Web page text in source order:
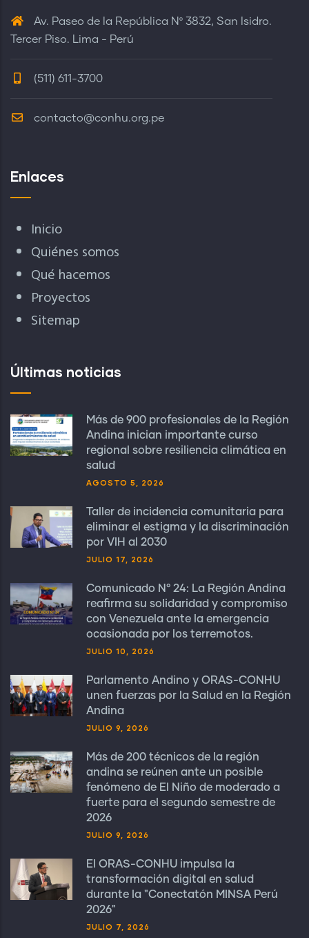
Av. Paseo de la República Nº 3832, San Isidro.
Tercer Piso. Lima - Perú
(511) 611-3700
contacto@conhu.org.pe
Enlaces
Inicio
Quiénes somos
Qué hacemos
Proyectos
Sitemap
Últimas noticias
Más de 900 profesionales de la Región
Andina inician importante curso
regional sobre resiliencia climática en
salud
AGOSTO 5, 2026
Taller de incidencia comunitaria para
eliminar el estigma y la discriminación
por VIH al 2030
JULIO 17, 2026
Comunicado N° 24: La Región Andina
reafirma su solidaridad y compromiso
con Venezuela ante la emergencia
ocasionada por los terremotos.
JULIO 10, 2026
Parlamento Andino y ORAS-CONHU
unen fuerzas por la Salud en la Región
Andina
JULIO 9, 2026
Más de 200 técnicos de la región
andina se reúnen ante un posible
fenómeno de El Niño de moderado a
fuerte para el segundo semestre de
2026
JULIO 9, 2026
El ORAS-CONHU impulsa la
transformación digital en salud
durante la "Conectatón MINSA Perú
2026"
JULIO 7, 2026